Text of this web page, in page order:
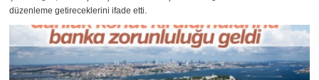
düzenleme getireceklerini ifade etti.